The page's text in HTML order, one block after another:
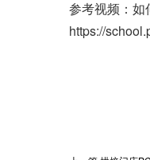
参考视频：如
https://